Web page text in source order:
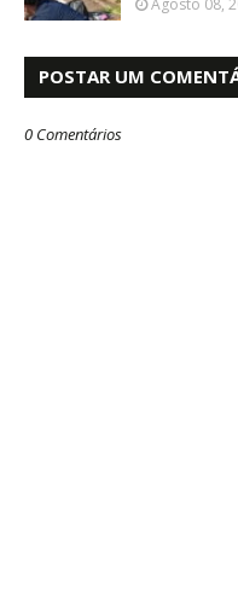
Agosto 08,
POSTAR UM
0 Comentários